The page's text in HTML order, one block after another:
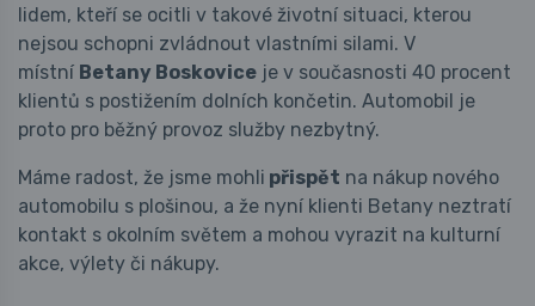
lidem, kteří se ocitli v takové životní situaci, kterou
nejsou schopni zvládnout vlastními silami. V
místní Betany Boskovice je v současnosti 40 procent
klientů s postižením dolních končetin. Automobil je
proto pro běžný provoz služby nezbytný.
Máme radost, že jsme mohli přispět na nákup nového
automobilu s plošinou, a že nyní klienti Betany neztratí
kontakt s okolním světem a mohou vyrazit na kulturní
akce, výlety či nákupy.